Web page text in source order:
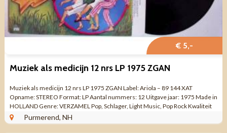
€ 5,-
Muziek als medicijn 12 nrs LP 1975 ZGAN
Muziek als medicijn 12 nrs LP 1975 ZGAN Label: Ariola – 89 144 XAT
Opname: STEREO Format: LP Aantal nummers: 12 Uitgave jaar: 1975 Made in
HOLLAND Genre: VERZAMEL Pop, Schlager, Light Music, Pop Rock Kwaliteit
ZO GOED ALS ...
Purmerend, NH